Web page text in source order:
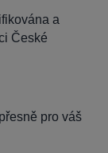
a
České
pro váš